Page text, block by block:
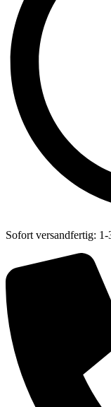
Sofort versandfertig: